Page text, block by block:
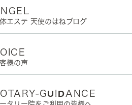
エステ 天使のはねブログ
様の声
GUIDANCE